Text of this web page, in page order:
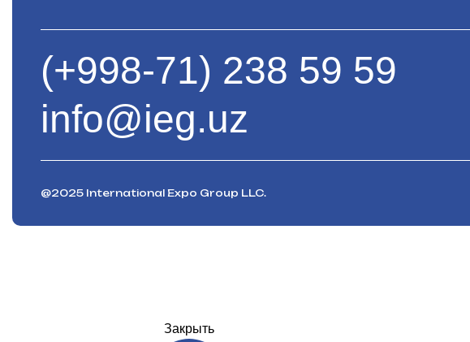
(+998-71) 238 59 59
info@ieg.uz
@2025 International Expo Group LLC.
Закрыть